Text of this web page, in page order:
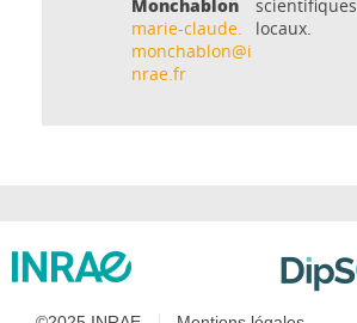
Monchablon
marie-claude.
monchablon@i
nrae.fr
scientifiques
locaux.